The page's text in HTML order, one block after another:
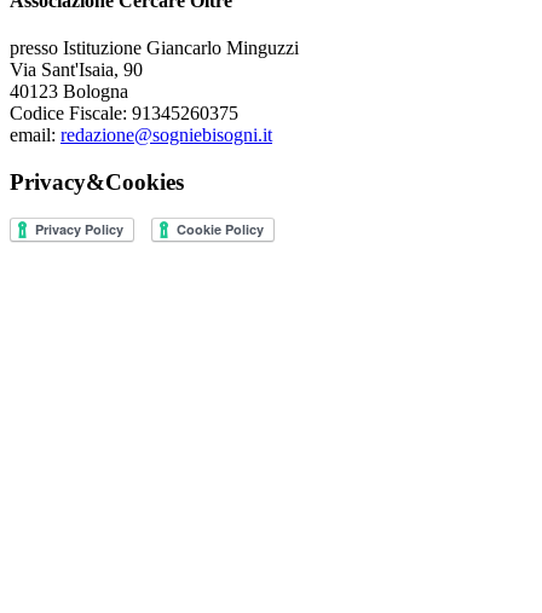
presso Istituzione Giancarlo Minguzzi
Via Sant'Isaia, 90
40123 Bologna
Codice Fiscale: 91345260375
email: redazione@sogniebisogni.it
Privacy&Cookies